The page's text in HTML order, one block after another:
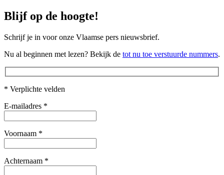
Blijf op de hoogte!
Schrijf je in voor onze Vlaamse pers nieuwsbrief.
Nu al beginnen met lezen? Bekijk de tot nu toe verstuurde nummers.
* Verplichte velden
E-mailadres *
Voornaam *
Achternaam *